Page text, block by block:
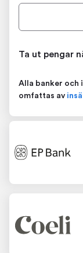
Ta ut pengar
Alla banker och
omfattas av